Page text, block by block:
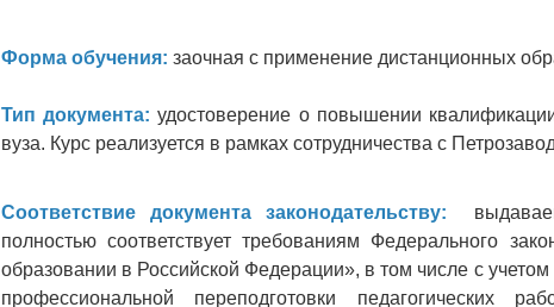
Форма обучения: заочная с применение дистанционных
Тип документа:удостоверение о повышении
вуза. Курс реализуется в рамках сотрудничества с
Соответствие документа законодательству:
полностью соответствует требованиям Федерального
образовании в Российской Федерации», в том числе с
профессиональной переподготовки педагогических